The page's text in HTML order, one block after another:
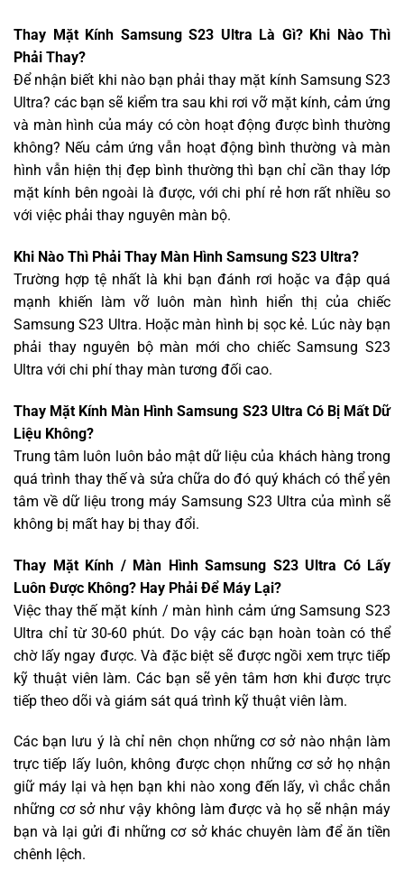
Thay Mặt Kính Samsung S23 Ultra Là Gì? Khi Nào Thì
Phải Thay?
Để nhận biết khi nào bạn phải thay mặt kính Samsung S23
Ultra? các bạn sẽ kiểm tra sau khi rơi vỡ mặt kính, cảm ứng
và màn hình của máy có còn hoạt động được bình thường
không? Nếu cảm ứng vẫn hoạt động bình thường và màn
hình vẫn hiện thị đẹp bình thường thì bạn chỉ cần thay lớp
mặt kính bên ngoài là được, với chi phí rẻ hơn rất nhiều so
với việc phải thay nguyên màn bộ.
Khi Nào Thì Phải Thay Màn Hình Samsung S23 Ultra?
Trường hợp tệ nhất là khi bạn đánh rơi hoặc va đập quá
mạnh khiến làm vỡ luôn màn hình hiển thị của chiếc
Samsung S23 Ultra. Hoặc màn hình bị sọc kẻ. Lúc này bạn
phải thay nguyên bộ màn mới cho chiếc Samsung S23
Ultra với chi phí thay màn tương đối cao.
Thay Mặt Kính Màn Hình Samsung S23 Ultra Có Bị Mất Dữ
Liệu Không?
Trung tâm luôn luôn bảo mật dữ liệu của khách hàng trong
quá trình thay thế và sửa chữa do đó quý khách có thể yên
tâm về dữ liệu trong máy Samsung S23 Ultra của mình sẽ
không bị mất hay bị thay đổi.
Thay Mặt Kính / Màn Hình Samsung S23 Ultra Có Lấy
Luôn Được Không? Hay Phải Để Máy Lại?
Việc thay thế mặt kính / màn hình cảm ứng Samsung S23
Ultra chỉ từ 30-60 phút. Do vậy các bạn hoàn toàn có thể
chờ lấy ngay được. Và đặc biệt sẽ được ngồi xem trực tiếp
kỹ thuật viên làm. Các bạn sẽ yên tâm hơn khi được trực
tiếp theo dõi và giám sát quá trình kỹ thuật viên làm.
Các bạn lưu ý là chỉ nên chọn những cơ sở nào nhận làm
trực tiếp lấy luôn, không được chọn những cơ sở họ nhận
giữ máy lại và hẹn bạn khi nào xong đến lấy, vì chắc chắn
những cơ sở như vậy không làm được và họ sẽ nhận máy
bạn và lại gửi đi những cơ sở khác chuyên làm để ăn tiền
chênh lệch.